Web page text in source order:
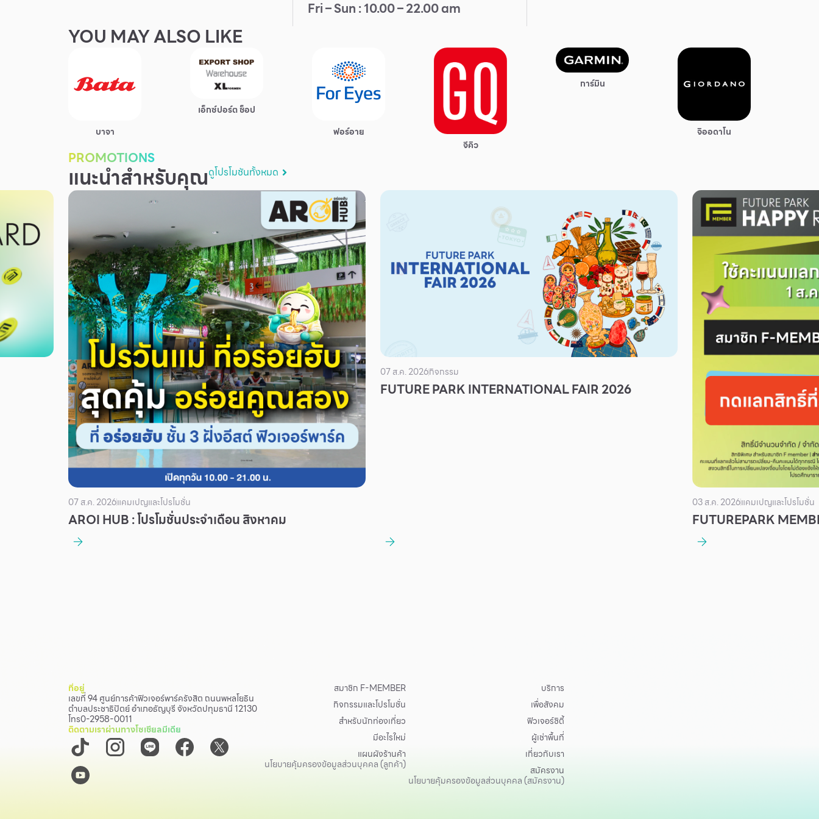
Fri – Sun : 10.00 – 22.00 am
YOU MAY ALSO LIKE
บาจา
เอ็กซ์ปอร์ต ช็อป
ฟอร์อาย
จีคิว
การ์มิน
จิออดาโน
PROMOTIONS
แนะนำสำหรับคุณดูโปรโมชันทั้งหมด
07 ส.ค. 2026แคมเปญและโปรโมชั่น
AROI HUB : โปรโมชั่นประจำเดือน สิงหาคม
07 ส.ค. 2026กิจกรรม
FUTURE PARK INTERNATIONAL FAIR 2026
03 ส.ค. 2026แคมเปญและโปรโมชั่น
FUTUREPARK
ที่อยู่
เลขที่ 94 ศูนย์การค้าฟิวเจอร์พาร์ครังสิต ถนนพหลโยธิน
ตำบลประชาธิปัตย์ อำเภอธัญบุรี จังหวัดปทุมธานี 12130
โทร0-2958-0011
ติดตามเราผ่านทางโซเชียลมีเดีย
สมาชิก F-MEMBER
กิจกรรมและโปรโมชั่น
สำหรับนักท่องเที่ยว
มีอะไรใหม่
แผนผังร้านค้า
นโยบายคุ้มครองข้อมูลส่วนบุคคล (ลูกค้า)
บริการ
เพื่อสังคม
ฟิวเจอร์ซิตี้
ผู้เช่าพื้นที่
เกี่ยวกับเรา
สมัครงาน
นโยบายคุ้มครองข้อมูลส่วนบุคคล (สมัครงาน)